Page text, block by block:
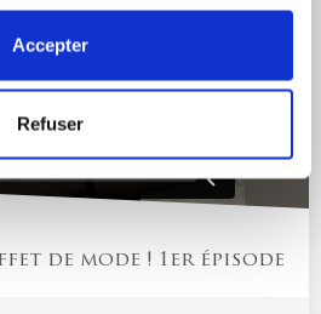
Accepter
Refuser
de mode ! 1er épisode